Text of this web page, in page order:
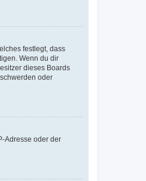
festlegt, dass
Wenn du dir
dieses Boards
oder
Adresse oder der